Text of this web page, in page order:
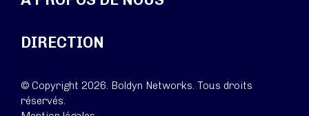
DIRECTION
© Copyright 2026. Boldyn Networks. Tous droits
réservés.